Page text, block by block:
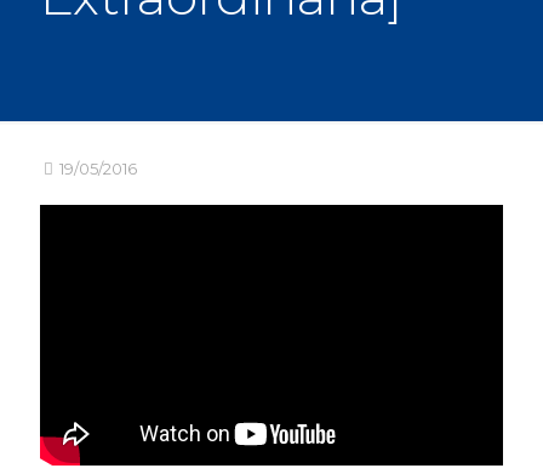
19/05/2016